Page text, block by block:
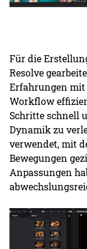
Für die
Resolve
Erfahrungen mit
Workflow
Schritte schnell
Dynamik zu
verwendet, mit
Bewegungen
Anpassungen